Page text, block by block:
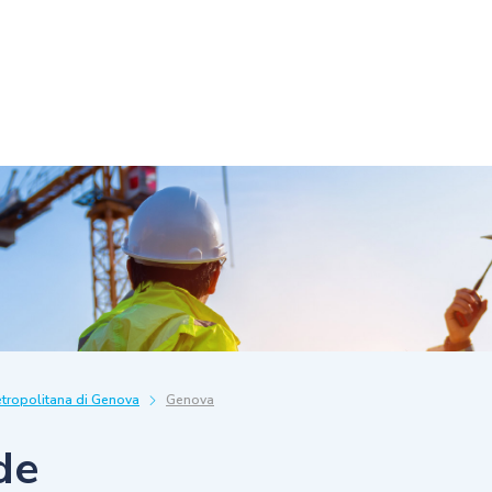
di Genova Genova